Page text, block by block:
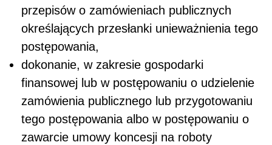
przepisów o zamówieniach publicznych
określających przesłanki unieważnienia tego
postępowania,
dokonanie, w zakresie gospodarki
finansowej lub w postępowaniu o udzielenie
zamówienia publicznego lub przygotowaniu
tego postępowania albo w postępowaniu o
zawarcie umowy koncesji na roboty